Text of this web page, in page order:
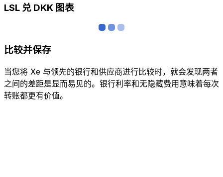
LSL 兑 DKK 图表
比较并保存
当您将 Xe 与领先的银行和供应商进行比较时，就会发现两者
之间的差距是显而易见的。银行利率和无隐藏费用意味着每次
转账都更有价值。